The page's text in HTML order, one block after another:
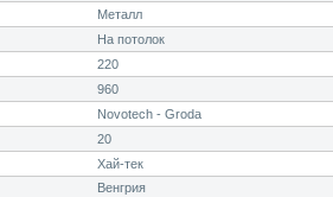
Металл
На потолок
220
960
Novotech - Groda
20
Хай-тек
Венгрия